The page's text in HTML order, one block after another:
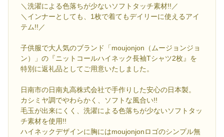
＼洗濯による色落ちが少ないソフトタッチ素材!!／
＼インナーとしても、1枚で着てもデイリーに使えるアイ
テム!!／
子供服で大人気のブランド「moujonjon（ムージョンジョ
ン）」の『ニットコールハイネック長袖Tシャツ2枚』を
特別に返礼品としてご用意いたしました。
日南市の日南丸高株式会社で手作りした安心の日本製。
カシミヤ調でやわらかく、ソフトな風合い!!
毛玉が出来にくく、洗濯による色落ちが少ないソフトタッ
チ素材を使用!!
ハイネックデザインに胸にはmoujonjonロゴのシンプル無